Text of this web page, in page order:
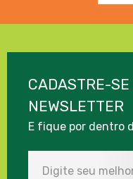
CADASTRE-
NEWSLETTER
E fique por dentro